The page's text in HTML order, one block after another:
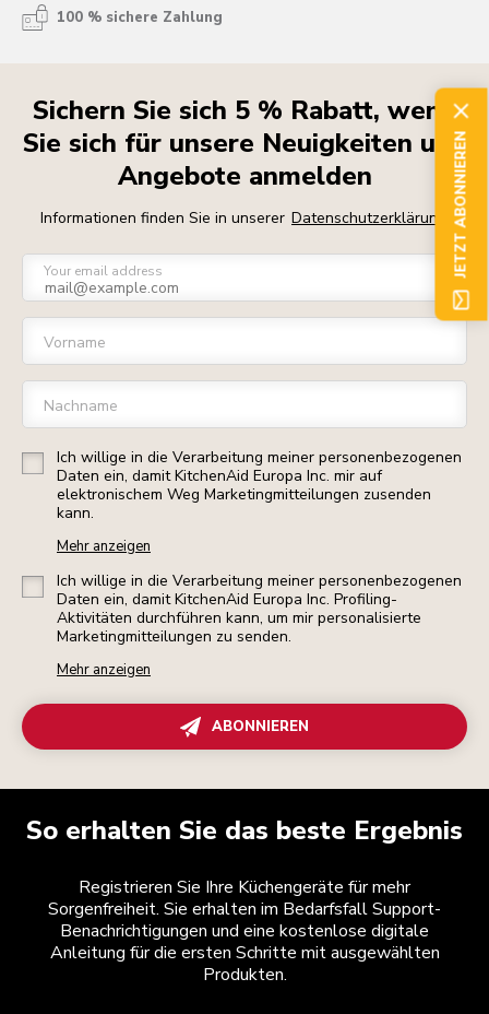
100 % sichere Zahlung
Sichern Sie sich 5 % Rabatt, wenn
Sie sich für unsere Neuigkeiten und
Angebote anmelden
Informationen finden Sie in unserer Datenschutzerklärung
Your email address
Vorname
Nachname
Ich willige in die Verarbeitung meiner personenbezogenen
Daten ein, damit KitchenAid Europa Inc. mir auf
elektronischem Weg Marketingmitteilungen zusenden
kann.
Mehr anzeigen
Ich willige in die Verarbeitung meiner personenbezogenen
Daten ein, damit KitchenAid Europa Inc. Profiling-
Aktivitäten durchführen kann, um mir personalisierte
Marketingmitteilungen zu senden.
Mehr anzeigen
ABONNIEREN
So erhalten Sie das beste Ergebnis
Registrieren Sie Ihre Küchengeräte für mehr
Sorgenfreiheit. Sie erhalten im Bedarfsfall Support-
Benachrichtigungen und eine kostenlose digitale
Anleitung für die ersten Schritte mit ausgewählten
Produkten.
JETZT ABONNIEREN